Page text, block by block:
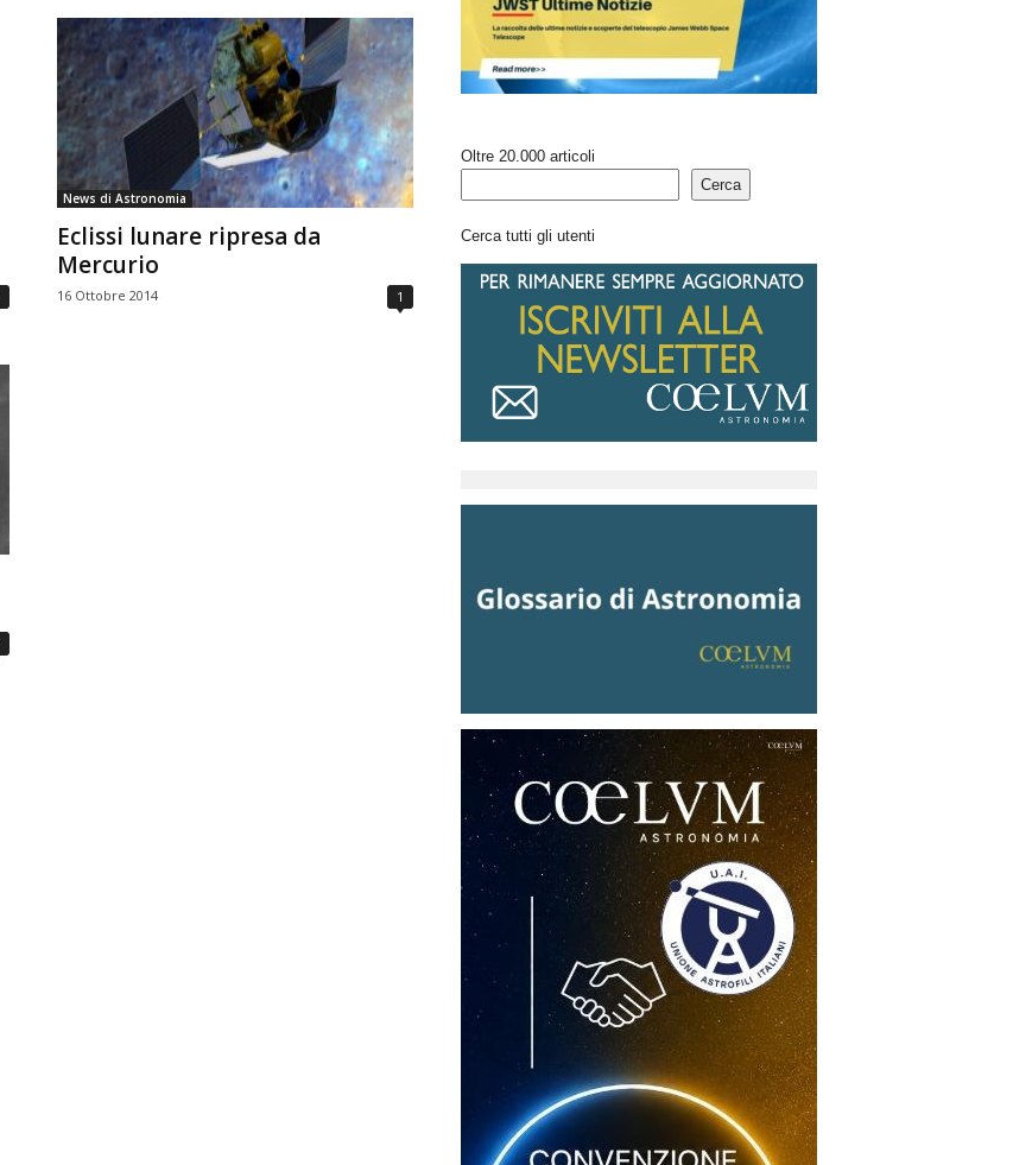
News di Astronomia
Eclissi lunare ripresa da
Mercurio
16 Ottobre 2014 1
Oltre 20.000 articoli
Cerca
Cerca tutti gli utenti